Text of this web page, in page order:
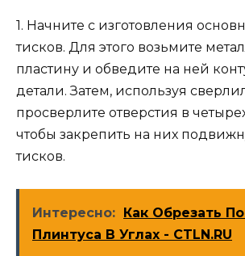
1. Начните с изготовления
тисков. Для этого возьмите
пластину и обведите на ней
детали. Затем, используя
просверлите отверстия в
чтобы закрепить на них
тисков.
Интересно:
Как Обрезать
Плинтуса В Углах - CTLN.RU